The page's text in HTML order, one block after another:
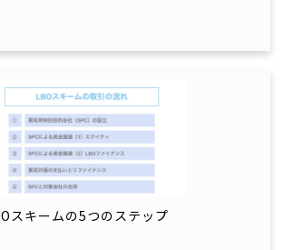
スキームの5つのステップ